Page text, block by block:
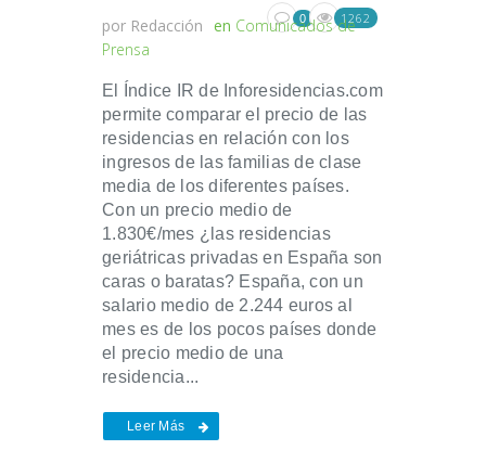
por Redacción en Comunicados de
Prensa
0 1262
El Índice IR de Inforesidencias.com
permite comparar el precio de las
residencias en relación con los
ingresos de las familias de clase
media de los diferentes países.
Con un precio medio de
1.830€/mes ¿las residencias
geriátricas privadas en España son
caras o baratas? España, con un
salario medio de 2.244 euros al
mes es de los pocos países donde
el precio medio de una
residencia...
Leer Más